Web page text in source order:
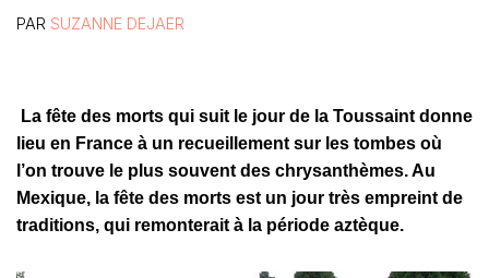
PAR SUZANNE DEJAER
La fête des morts qui suit le jour de la Toussaint donne
lieu en France à un recueillement sur les tombes où
l’on trouve le plus souvent des chrysanthèmes. Au
Mexique, la fête des morts est un jour très empreint de
traditions, qui remonterait à la période aztèque.